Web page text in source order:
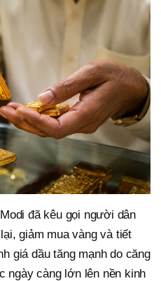
đã kêu gọi người dân
giảm mua vàng và tiết
giá dầu tăng mạnh do căng
ngày càng lớn lên nền kinh